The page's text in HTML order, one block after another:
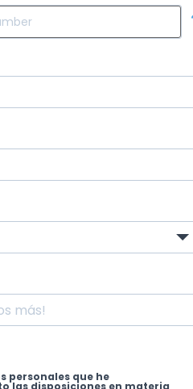
personales que he